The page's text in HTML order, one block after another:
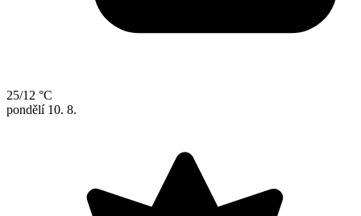
25/12 °C
pondělí 10. 8.